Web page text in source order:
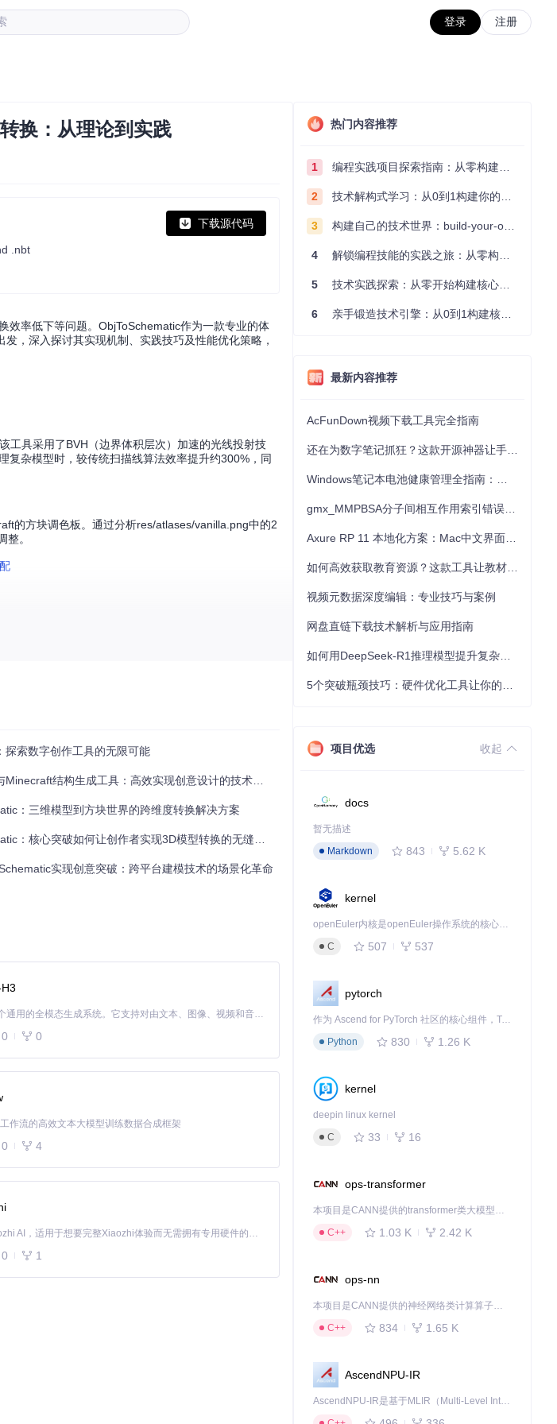
登录 注册
换：从理论到实践
下载源代码
.nbt
效率低下等问题。ObjToSchematic作为一款专业的体
，深入探讨其实现机制、实践技巧及性能优化策略，
工具采用了BVH（边界体积层次）加速的光线投射技
复杂模型时，较传统扫描线算法效率提升约300%，同
的方块调色板。通过分析res/atlases/vanilla.png中的2
。
。核心计算模块（src/worker.ts）采用线性内存分配器
在预览时开启，最终渲染时关闭，通过后期处理软件
thickness.ts中的厚度补偿算法，可有效避免纤细结构
探索数字创作工具的无限可能
结构生成工具：高效实现创意设计的技术突破
：三维模型到方块世界的跨维度转换解决方案
：核心突破如何让创作者实现3D模型转换的无缝体验？
实现创意突破：跨平台建模技术的场景化革命
MiniMax H3 是一个通用的全模态生成系统。它支持对由文本、图像、视频和音频组成的多模态上下文进行统一理解，并能生成分辨率高达 2K、时长可达 15 秒的带原生立体声音频的视频。得益于面向任务泛化的系统设计，H3 在预训练阶段就已具备广泛的多模态上下文理解与生成能力，能够出色地执行复杂的多模态指令。
0 0
作流的高效文本大模型训练数据合成框架
0 4
基于Python的Xiaozhi AI，适用于想要完整Xiaozhi体验而无需拥有专用硬件的用户。
0 1
热门内容推荐
1 编程实践项目探索指南：从零构建技术能力体系
2 技术解构式学习：从0到1构建你的编程知识体系
3 构建自己的技术世界：build-your-own-x项目的实践探索指南
4 解锁编程技能的实践之旅：从零构建你的技术世界
5 技术实践探索：从零开始构建核心系统的实践指南
6 亲手锻造技术引擎：从0到1构建核心系统的实践指南
最新内容推荐
AcFunDown视频下载工具完全指南
视频元数据深度编辑：专业技巧与案例
网盘直链下载技术解析与应用指南
项目优选 收起
docs
暂无描述
Markdown
843 5.62 K
kernel
openEuler内核是openEuler操作系统的核心，既是系统性能与稳定性的基石，也是连接处理器、设备与服务的桥梁。
C
507 537
pytorch
作为 Ascend for PyTorch 社区的核心组件，TorchNPU 是昇腾专为 PyTorch 打造的深度学习适配插件，使 PyTorch 框架能够直接调用昇腾 NPU，为开发者提供昇腾 AI 处理器的超强算力。
Python
830 1.26 K
kernel
deepin linux kernel
C
33 16
ops-transformer
本项目是CANN提供的transformer类大模型算子库，实现网络在NPU上加速计算。
C++
1.03 K 2.42 K
ops-nn
本项目是CANN提供的神经网络类计算算子库，实现网络在NPU上加速计算。
C++
834 1.65 K
AscendNPU-IR
AscendNPU-IR是基于MLIR（Multi-Level Intermediate Representation）构建的，面向昇腾亲和算子编译时使用的中间表示，提供昇腾完备表达能力，通过编译优化提升昇腾AI处理器计算效率，支持通过生态框架使能昇腾AI处理器与深度调优